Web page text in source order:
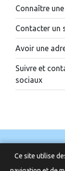
Connaître
Contacter un
Avoir une
Suivre et
sociaux
Ce site utilise